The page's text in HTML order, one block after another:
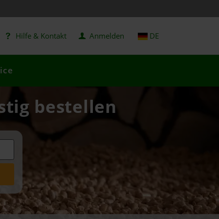
Hilfe & Kontakt Anmelden DE
bestellen